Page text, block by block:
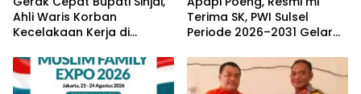
Ahli Waris Korban
Kecelakaan Kerja di
BPJS Ketenagakerjaan
Terima SK, PWI Sulsel
Periode 2026–2031 Gelar